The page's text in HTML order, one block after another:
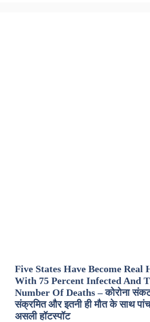
Five States Have Become Real
With 75 Percent Infected And
Number Of Deaths – कोरोना
संक्रमित और इतनी ही मौत के साथ
असली हॉटस्पॉट